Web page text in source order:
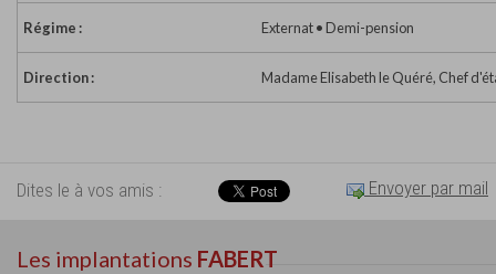
Régime : Externat • Demi-pension
Direction : Madame Elisabeth le Quéré, Chef
Dites le à vos amis : Envoyer par mail
Les implantations FABERT